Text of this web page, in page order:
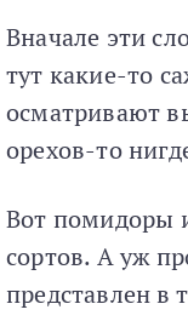
Вначале эти
тут какие-то
осматривают
орехов-то
Вот помидоры
сортов. А уж
представлен в